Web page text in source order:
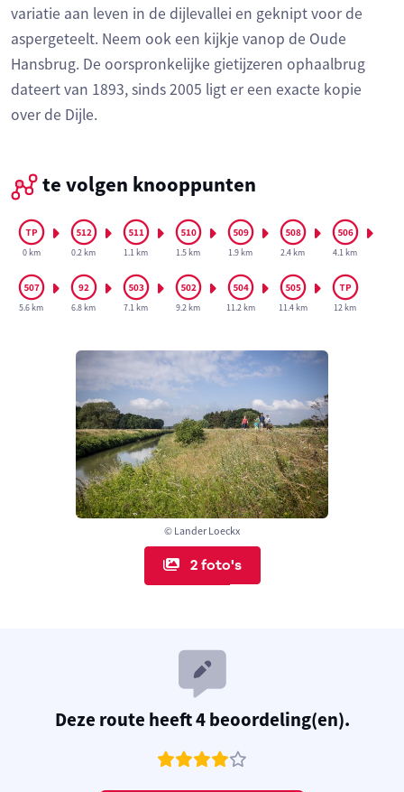
© Lander Loeckx
2 foto's
variatie aan leven in de dijlevallei en geknipt voor de
aspergeteelt. Neem ook een kijkje vanop de Oude
Hansbrug. De oorspronkelijke gietijzeren ophaalbrug
dateert van 1893, sinds 2005 ligt er een exacte kopie
over de Dijle.
te volgen knooppunten
0 km 0.2 km 1.1 km 1.5 km 1.9 km 2.4 km 4.1 km
5.6 km 6.8 km 7.1 km 9.2 km 11.2 km 11.4 km 12 km
Deze route heeft 4 beoordeling(en).